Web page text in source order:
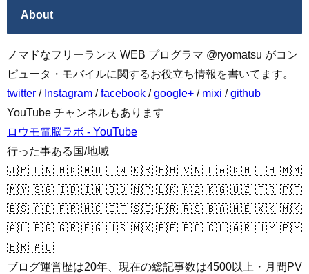
About
ノマドなフリーランス WEB プログラマ @ryomatsu がコン
ピュータ・モバイルに関するお役立ち情報を書いてます。
twitter / Instagram /facebook /google+ / mixi /github
YouTube チャンネルもあります
ロウモ電脳ラボ - YouTube
行った事ある国/地域
🇯🇵 🇨🇳 🇭🇰 🇲🇴 🇹🇼 🇰🇷 🇵🇭 🇻🇳 🇱🇦 🇰🇭 🇹🇭 🇲🇲
🇲🇾 🇸🇬 🇮🇩 🇮🇳 🇧🇩 🇳🇵 🇱🇰 🇰🇿 🇰🇬 🇺🇿 🇹🇷 🇵🇹
🇪🇸 🇦🇩 🇫🇷 🇲🇨 🇮🇹 🇸🇮 🇭🇷 🇷🇸 🇧🇦 🇲🇪 🇽🇰 🇲🇰
🇦🇱 🇧🇬 🇬🇷 🇪🇬 🇺🇸 🇲🇽 🇵🇪 🇧🇴 🇨🇱 🇦🇷 🇺🇾 🇵🇾
🇧🇷 🇦🇺
ブログ運営歴は20年、現在の総記事数は4500以上・月間PV